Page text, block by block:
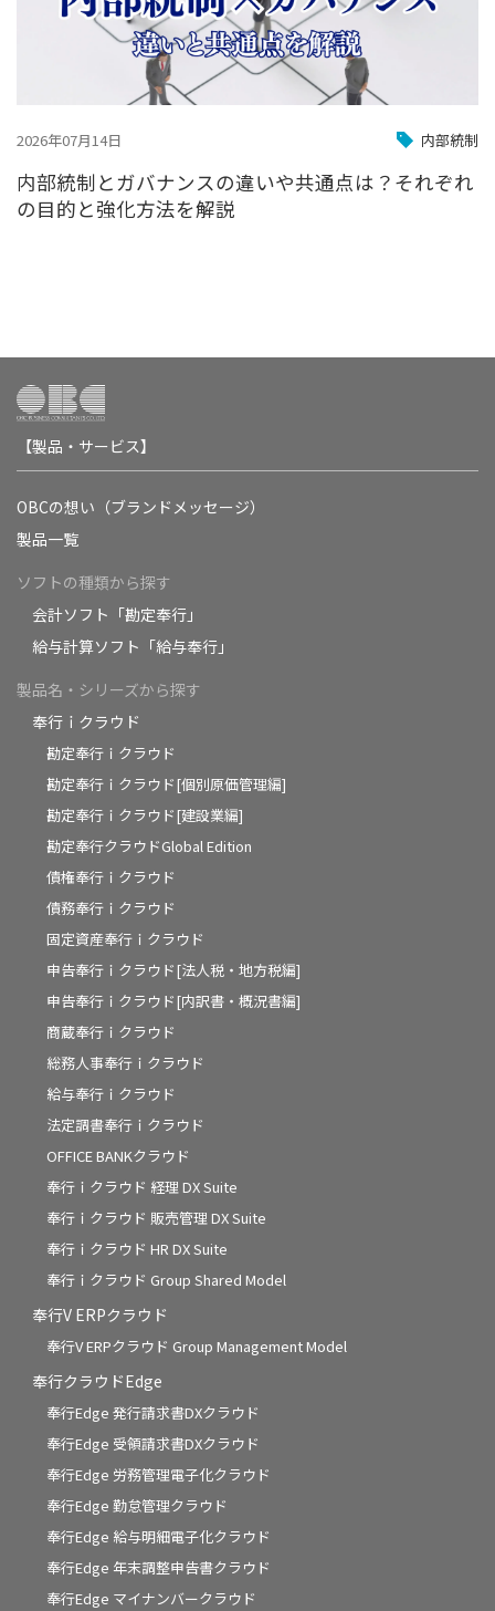
2026年07月14日 内部統制
内部統制とガバナンスの違いや共通点は？それぞれ
の目的と強化方法を解説
【製品・サービス】
OBCの想い（ブランドメッセージ）
製品一覧
ソフトの種類から探す
会計ソフト「勘定奉行」
給与計算ソフト「給与奉行」
製品名・シリーズから探す
奉行ｉクラウド
勘定奉行ｉクラウド
勘定奉行ｉクラウド[個別原価管理編]
勘定奉行ｉクラウド[建設業編]
勘定奉行クラウドGlobal Edition
債権奉行ｉクラウド
債務奉行ｉクラウド
固定資産奉行ｉクラウド
申告奉行ｉクラウド[法人税・地方税編]
申告奉行ｉクラウド[内訳書・概況書編]
商蔵奉行ｉクラウド
総務人事奉行ｉクラウド
給与奉行ｉクラウド
法定調書奉行ｉクラウド
OFFICE BANKクラウド
奉行ｉクラウド 経理 DX Suite
奉行ｉクラウド 販売管理 DX Suite
奉行ｉクラウド HR DX Suite
奉行ｉクラウド Group Shared Model
奉行V ERPクラウド
奉行V ERPクラウド Group Management Model
奉行クラウドEdge
奉行Edge 発行請求書DXクラウド
奉行Edge 受領請求書DXクラウド
奉行Edge 労務管理電子化クラウド
奉行Edge 勤怠管理クラウド
奉行Edge 給与明細電子化クラウド
奉行Edge 年末調整申告書クラウド
奉行Edge マイナンバークラウド